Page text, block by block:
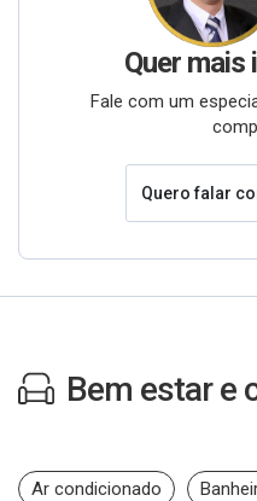
Quer
Fale com um
Quero falar
Bem estar e
Ar condicionado